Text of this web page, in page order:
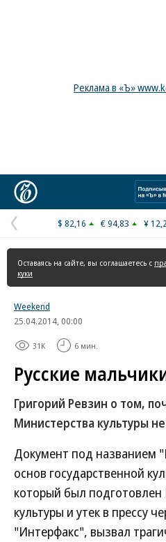
Реклама в «Ъ»
Предыдущая
страница
$ 82,16 € 94,83 ¥
Оставаясь на сайте, вы соглашаетесь с
куки
Weekend
25.04.2014, 00:00
31K 6 мин.
Русские
Григорий Ревзин о том,
Министерства культуры
Документ под названием
основ государственной
который был
культуры и утек в прессу
"Интерфакс", вызвал